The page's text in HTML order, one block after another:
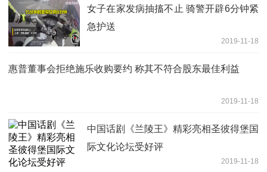
女子在家发病抽搐不止 骑警开辟6分钟紧
急护送
2019-11-18
惠普董事会拒绝施乐收购要约 称其不符合股东最佳利益
2019-11-18
中国话剧《兰陵王》精彩亮相圣彼得堡国
际文化论坛受好评
2019-11-18